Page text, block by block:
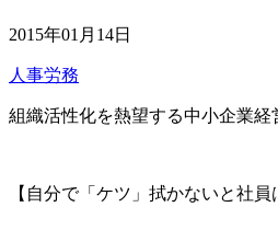
2015年01月14日
人事労務
組織活性化を熱望する中小企業経
【自分で「ケツ」拭かないと社員